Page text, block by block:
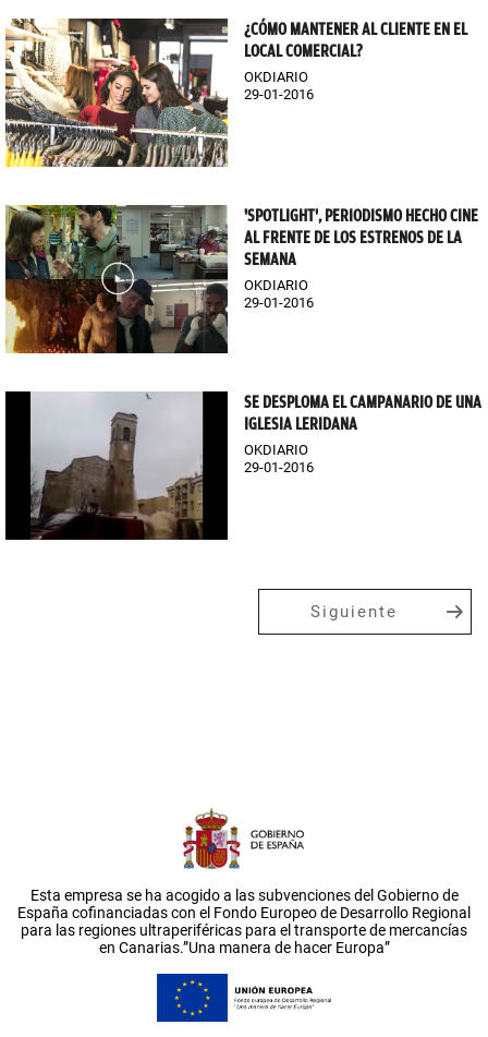
¿CÓMO MANTENER AL CLIENTE EN EL
LOCAL COMERCIAL?
OKDIARIO
29-01-2016
'SPOTLIGHT', PERIODISMO HECHO CINE
AL FRENTE DE LOS ESTRENOS DE LA
SEMANA
OKDIARIO
29-01-2016
SE DESPLOMA EL CAMPANARIO DE UNA
IGLESIA LERIDANA
OKDIARIO
29-01-2016
Siguiente
Esta empresa se ha acogido a las subvenciones del Gobierno de
España cofinanciadas con el Fondo Europeo de Desarrollo Regional
para las regiones ultraperiféricas para el transporte de mercancías
en Canarias.”Una manera de hacer Europa”